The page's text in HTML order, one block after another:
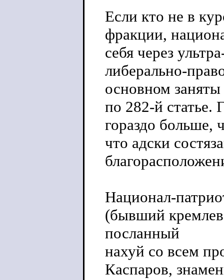
Если кто не в
фракции,
себя через
либерально-
основном
по 282-й статье.
гораздо больше,
что адски
Национал-
(бывший
посланный
нахуй со всем
Каспаров,